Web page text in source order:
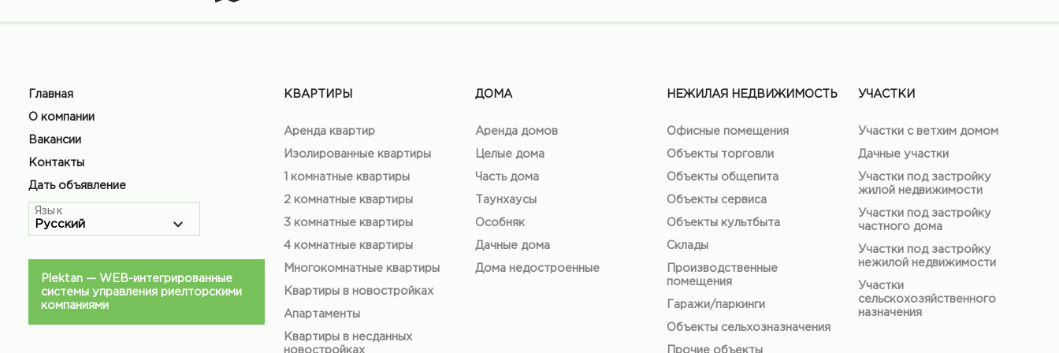
Главная
О компании
Вакансии
Контакты
Дать объявление
Язык
Plektan — WEB-интегрированные
системы управления риелторскими
компаниями
КВАРТИРЫ
Аренда квартир
Изолированные квартиры
1 комнатные квартиры
2 комнатные квартиры
3 комнатные квартиры
4 комнатные квартиры
Многокомнатные квартиры
Квартиры в новостройках
Апартаменты
Квартиры в несданных
новостройках
ДОМА
Аренда домов
Целые дома
Часть дома
Таунхаусы
Особняк
Дачные дома
Дома недостроенные
НЕЖИЛАЯ НЕДВИЖИМОСТЬ
Офисные помещения
Объекты торговли
Объекты общепита
Объекты сервиса
Объекты культбыта
Склады
Производственные
помещения
Гаражи/паркинги
Объекты сельхозназначения
Прочие объекты
УЧАСТКИ
Участки с ветхим домом
Дачные участки
Участки под застройку
жилой недвижимости
Участки под застройку
частного дома
Участки под застройку
нежилой недвижимости
Участки
сельскохозяйственного
назначения